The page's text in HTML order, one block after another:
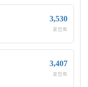
3,530
포인트
3,407
포인트